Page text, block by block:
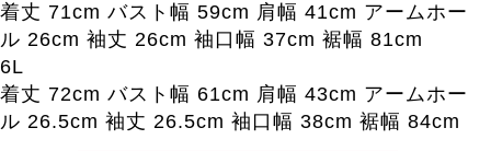
着丈 71cm バスト幅 59cm 肩幅 41cm アームホー
ル 26cm 袖丈 26cm 袖口幅 37cm 裾幅 81cm
6L
着丈 72cm バスト幅 61cm 肩幅 43cm アームホー
ル 26.5cm 袖丈 26.5cm 袖口幅 38cm 裾幅 84cm